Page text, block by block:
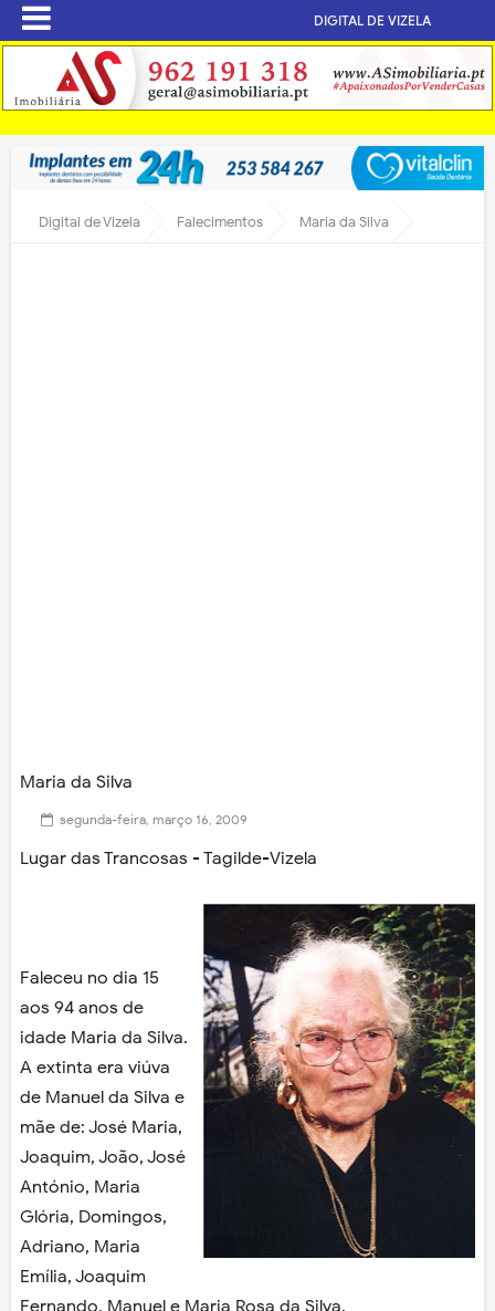
DIGITAL DE VIZELA
Digital de Vizela Falecimentos Maria da Silva
Maria da Silva
segunda-feira, março 16, 2009
Lugar das Trancosas - Tagilde-Vizela
Faleceu no dia 15
aos 94 anos de
idade Maria da Silva.
A extinta era viúva
de Manuel da Silva e
mãe de: José Maria,
Joaquim, João, José
António, Maria
Glória, Domingos,
Adriano, Maria
Emília, Joaquim